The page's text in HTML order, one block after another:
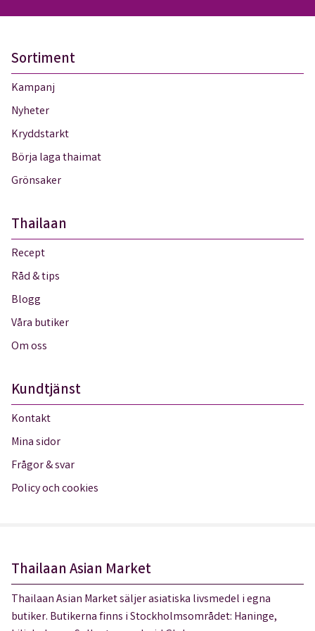
Sortiment
Kampanj
Nyheter
Kryddstarkt
Börja laga thaimat
Grönsaker
Thailaan
Recept
Råd & tips
Blogg
Våra butiker
Om oss
Kundtjänst
Kontakt
Mina sidor
Frågor & svar
Policy och cookies
Thailaan Asian Market
Thailaan Asian Market säljer asiatiska livsmedel i egna
butiker. Butikerna finns i Stockholmsområdet: Haninge,